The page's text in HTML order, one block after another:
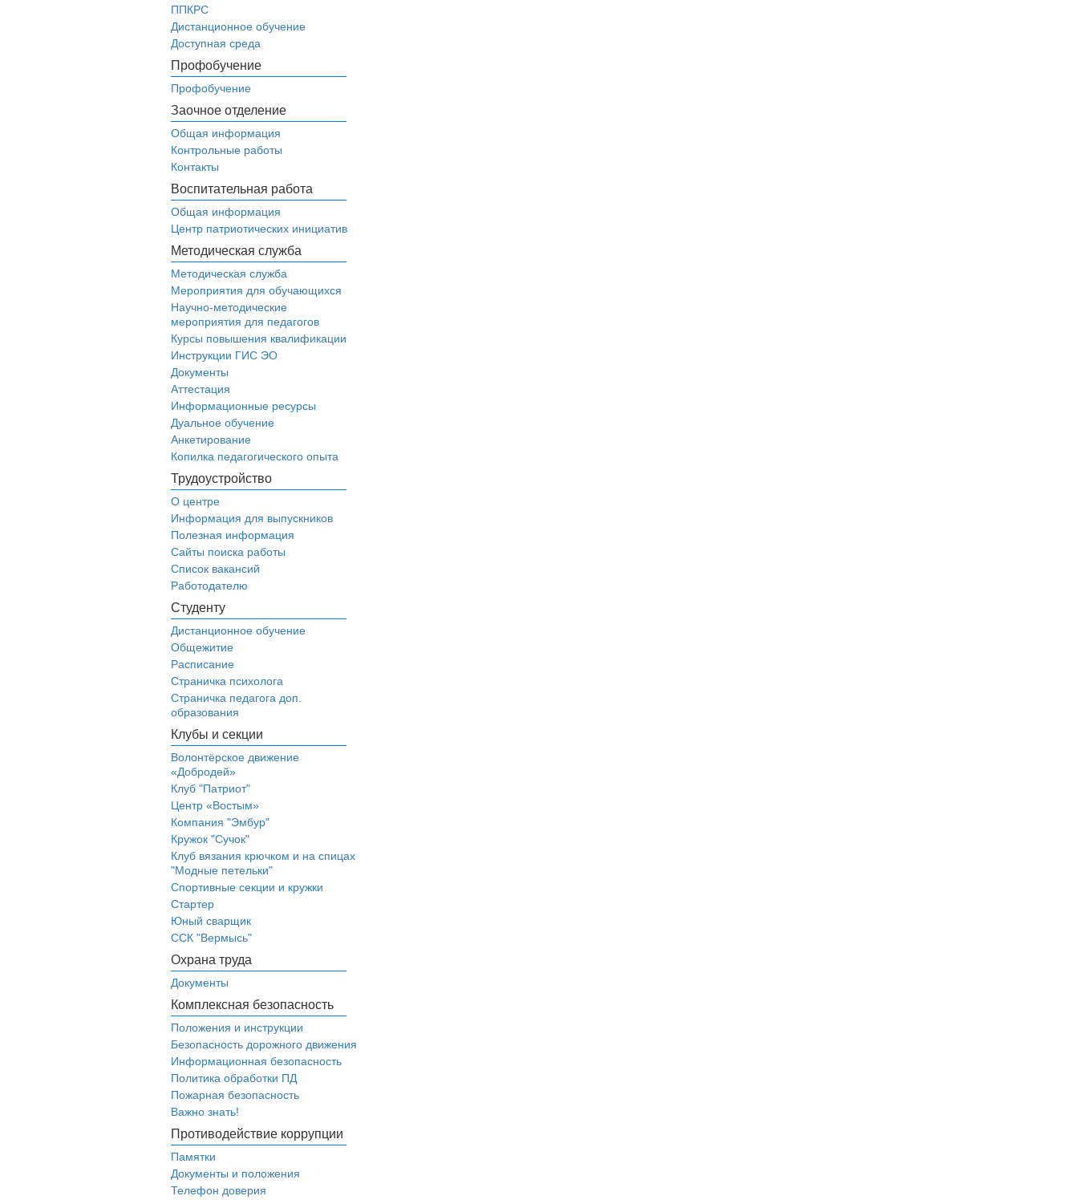
ППКРС
Дистанционное обучение
Доступная среда
Профобучение
Профобучение
Заочное отделение
Общая информация
Контрольные работы
Контакты
Воспитательная работа
Общая информация
Центр патриотических инициатив
Методическая служба
Методическая служба
Мероприятия для обучающихся
Научно-методические
мероприятия для педагогов
Курсы повышения квалификации
Инструкции ГИС ЭО
Документы
Аттестация
Информационные ресурсы
Дуальное обучение
Анкетирование
Копилка педагогического опыта
Трудоустройство
О центре
Информация для выпускников
Полезная информация
Сайты поиска работы
Список вакансий
Работодателю
Студенту
Дистанционное обучение
Общежитие
Расписание
Страничка психолога
Страничка педагога доп.
образования
Клубы и секции
Волонтёрское движение
«Добродей»
Клуб "Патриот"
Центр «Востым»
Компания "Эмбур"
Кружок "Сучок"
Клуб вязания крючком и на спицах
"Модные петельки"
Спортивные секции и кружки
Стартер
Юный сварщик
ССК "Вермысь"
Охрана труда
Документы
Комплексная безопасность
Положения и инструкции
Безопасность дорожного движения
Информационная безопасность
Политика обработки ПД
Пожарная безопасность
Важно знать!
Противодействие коррупции
Памятки
Документы и положения
Телефон доверия